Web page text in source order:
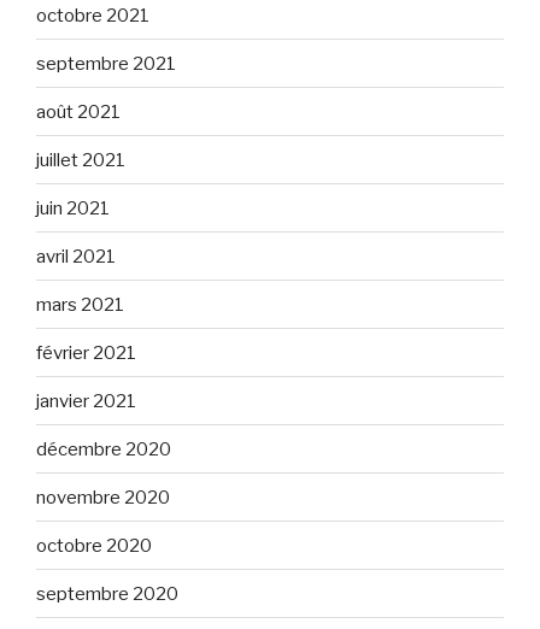
octobre 2021
septembre 2021
août 2021
juillet 2021
juin 2021
avril 2021
mars 2021
février 2021
janvier 2021
décembre 2020
novembre 2020
octobre 2020
septembre 2020